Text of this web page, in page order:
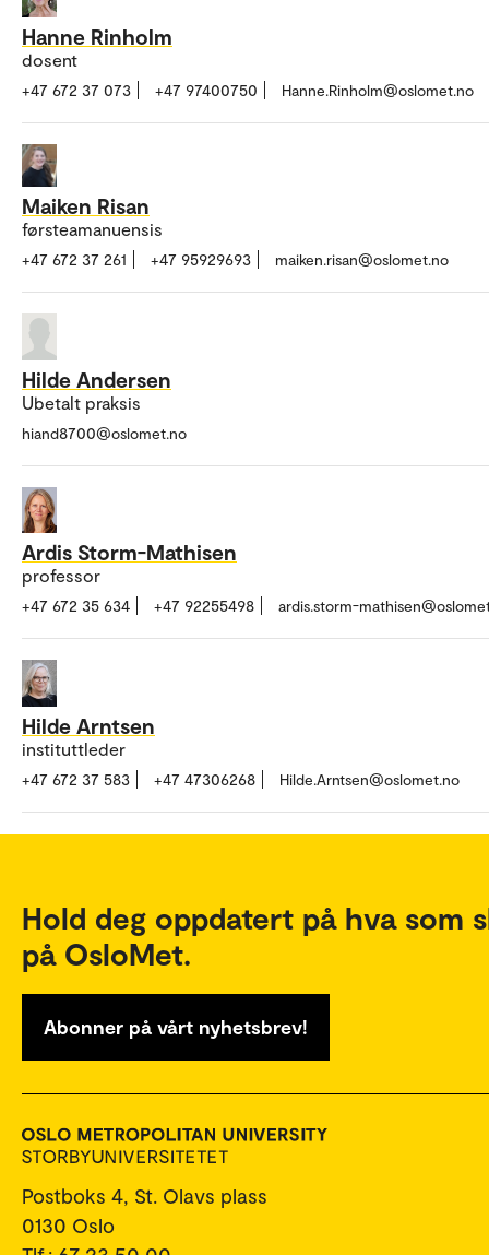
Hanne Rinholm
dosent
+47 672 37 073 +47 97400750 Hanne.Rinholm@oslomet.no
Maiken Risan
førsteamanuensis
+47 672 37 261 +47 95929693 maiken.risan@oslomet.no
Hilde Andersen
Ubetalt praksis
hiand8700@oslomet.no
Ardis Storm-Mathisen
professor
+47 672 35 634 +47 92255498 ardis.storm-
Hilde Arntsen
instituttleder
+47 672 37 583 +47 47306268 Hilde.Arntsen@oslomet.no
Hold deg oppdatert på hva som
på OsloMet.
Abonner på vårt nyhetsbrev!
Postboks 4, St. Olavs plass
0130 Oslo